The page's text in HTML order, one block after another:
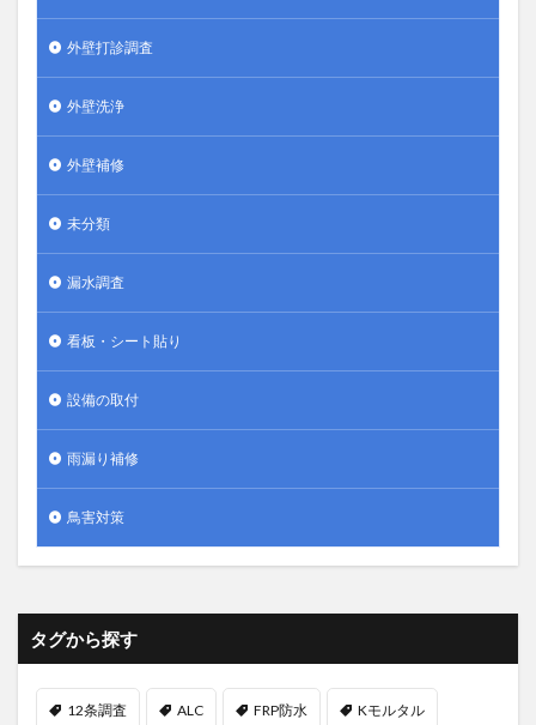
外壁打診調査
外壁洗浄
外壁補修
未分類
漏水調査
看板・シート貼り
設備の取付
雨漏り補修
鳥害対策
タグから探す
12条調査 ALC FRP防水 Kモルタル